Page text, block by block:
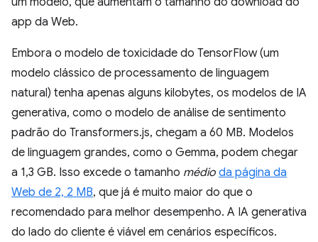
app da Web.
Embora o modelo de toxicidade do TensorFlow (um
modelo clássico de processamento de linguagem
natural) tenha apenas alguns kilobytes, os modelos de IA
generativa, como o modelo de análise de sentimento
padrão do Transformers.js, chegam a 60 MB. Modelos
de linguagem grandes, como o Gemma, podem chegar
a 1,3 GB. Isso excede o tamanho médio da página da
Web de 2, 2 MB, que já é muito maior do que o
recomendado para melhor desempenho. A IA generativa
do lado do cliente é viável em cenários específicos.